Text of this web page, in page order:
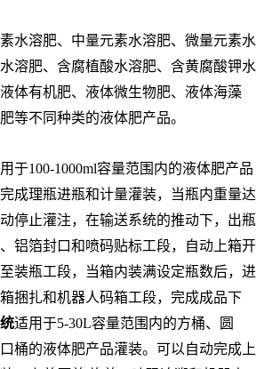
水溶肥、中量元素水溶肥、微量元素水
溶肥、含腐植酸水溶肥、含黄腐酸钾水
体有机肥、液体微生物肥、液体海藻
等不同种类的液体肥产品。
于100-1000ml容量范围内的液体肥产品
成理瓶进瓶和计量灌装，当瓶内重量达
停止灌注，在输送系统的推动下，出瓶
铝箔封口和喷码贴标工段，自动上箱开
装瓶工段，当箱内装满设定瓶数后，进
捆扎和机器人码箱工段，完成成品下
适用于5-30L容量范围内的方桶、圆
桶的液体肥产品灌装。可以自动完成上